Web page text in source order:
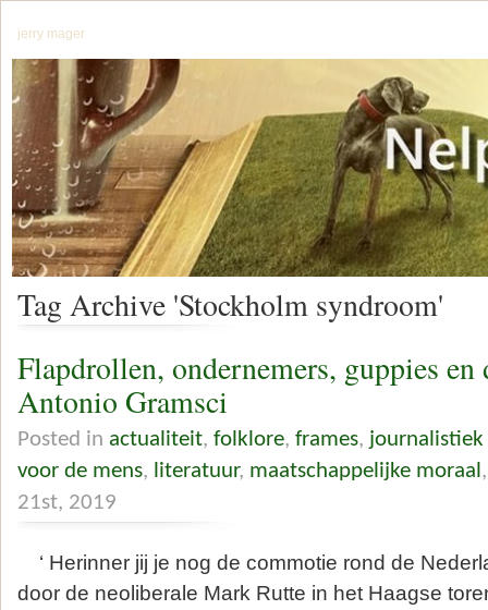
jerry mager
Tag Archive 'Stockholm syndroom'
Flapdrollen, ondernemers, guppies en
Antonio Gramsci
Posted in actualiteit, folklore, frames, journalistiek
voor de mens, literatuur, maatschappelijke moraal
21st, 2019
‘ Herinner jij je nog de commotie rond de
door de neoliberale Mark Rutte in het Haagse